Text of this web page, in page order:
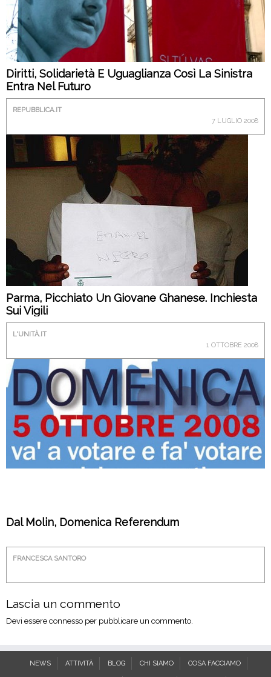
Diritti, Solidarietà E Uguaglianza Così La Sinistra
Entra Nel Futuro
REPUBBLICA.IT
7 LUGLIO 2008
Parma, Picchiato Un Giovane Ghanese. Inchiesta
Sui Vigili
L'UNITÀ.IT
1 OTTOBRE 2008
Dal Molin, Domenica Referendum
FRANCESCA SANTORO
Lascia un commento
Devi essere connesso per pubblicare un commento.
NEWS ATTIVITÀ BLOG CHI SIAMO COSA FACCIAMO